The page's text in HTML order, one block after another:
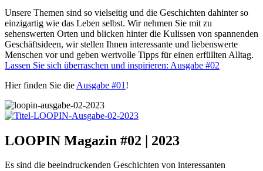
Unsere Themen sind so vielseitig und die Geschichten dahinter so
einzigartig wie das Leben selbst. Wir nehmen Sie mit zu
sehenswerten Orten und blicken hinter die Kulissen von spannenden
Geschäftsideen, wir stellen Ihnen interessante und liebenswerte
Menschen vor und geben wertvolle Tipps für einen erfüllten Alltag.
Lassen Sie sich überraschen und inspirieren: Ausgabe #02
Hier finden Sie die Ausgabe #01 !
LOOPIN Magazin #02 | 2023
Es sind die beeindruckenden Geschichten von interessanten